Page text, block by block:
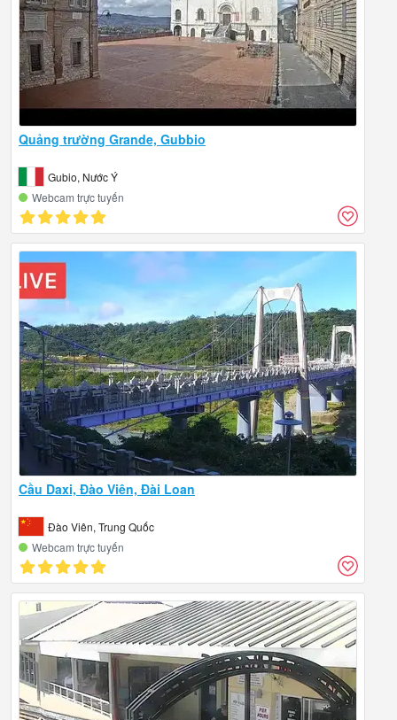
Quảng trường Grande, Gubbio
Gubio, Nước Ý
Webcam trực tuyến
Cầu Daxi, Đào Viên, Đài Loan
Đào Viên, Trung Quốc
Webcam trực tuyến